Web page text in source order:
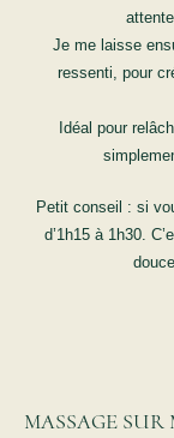
Je me laisse
ressenti, pour
Idéal pour
Petit conseil : si
d’1h15 à 1h30.
MASSAGE SUR